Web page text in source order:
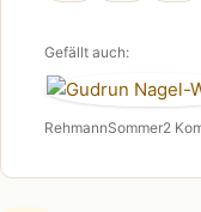
Gefällt auch:
RehmannSommer2